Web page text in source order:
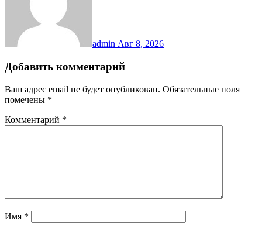
admin Авг 8, 2026
Добавить комментарий
Ваш адрес email не будет опубликован. Обязательные поля
помечены *
Комментарий *
Имя *